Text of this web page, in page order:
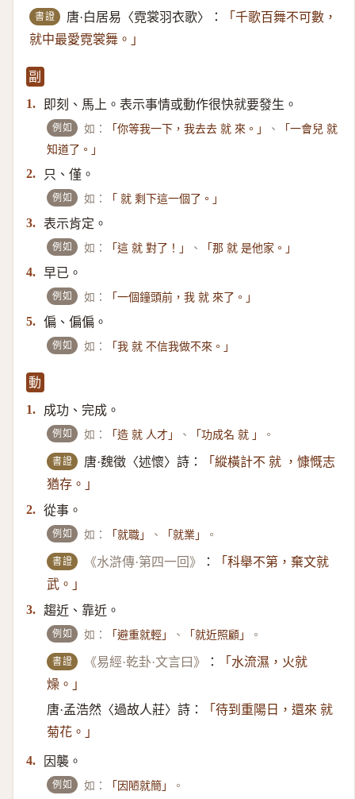
書證 唐·白居易〈霓裳羽衣歌〉：
「千歌百舞不可數，
就中最愛霓裳舞。」
副
1.
即刻、馬上。表示事情或動作很快就要發生。
例如 如： 「你等我一下，我去去 就 來。」 、
「一會兒 就
知道了。」
2. 只、僅。
例如 如： 「 就 剩下這一個了。」
3. 表示肯定。
例如 如： 「這 就 對了！」 、 「那 就 是他家。」
4. 早已。
例如 如： 「一個鐘頭前，我 就 來了。」
5. 偏、偏偏。
例如 如： 「我 就 不信我做不來。」
動
1.
成功、完成。
例如 如： 「造 就 人才」 、 「功成名 就 」 。
書證 唐·魏徵〈述懷〉詩：
「縱橫計不 就 ，慷慨志
猶存。」
2. 從事。
例如 如： 「就職」 、 「就業」 。
書證 《水滸傳·第四一回》 ：
「科舉不第，棄文就
武。」
3. 趨近、靠近。
例如 如： 「避重就輕」 、 「就近照顧」 。
書證 《易經·乾卦·文言曰》 ：
「水流濕，火就
燥。」
唐·孟浩然〈過故人莊〉詩：
「待到重陽日，還來 就
菊花。」
4. 因襲。
例如 如： 「因陋就簡」 。